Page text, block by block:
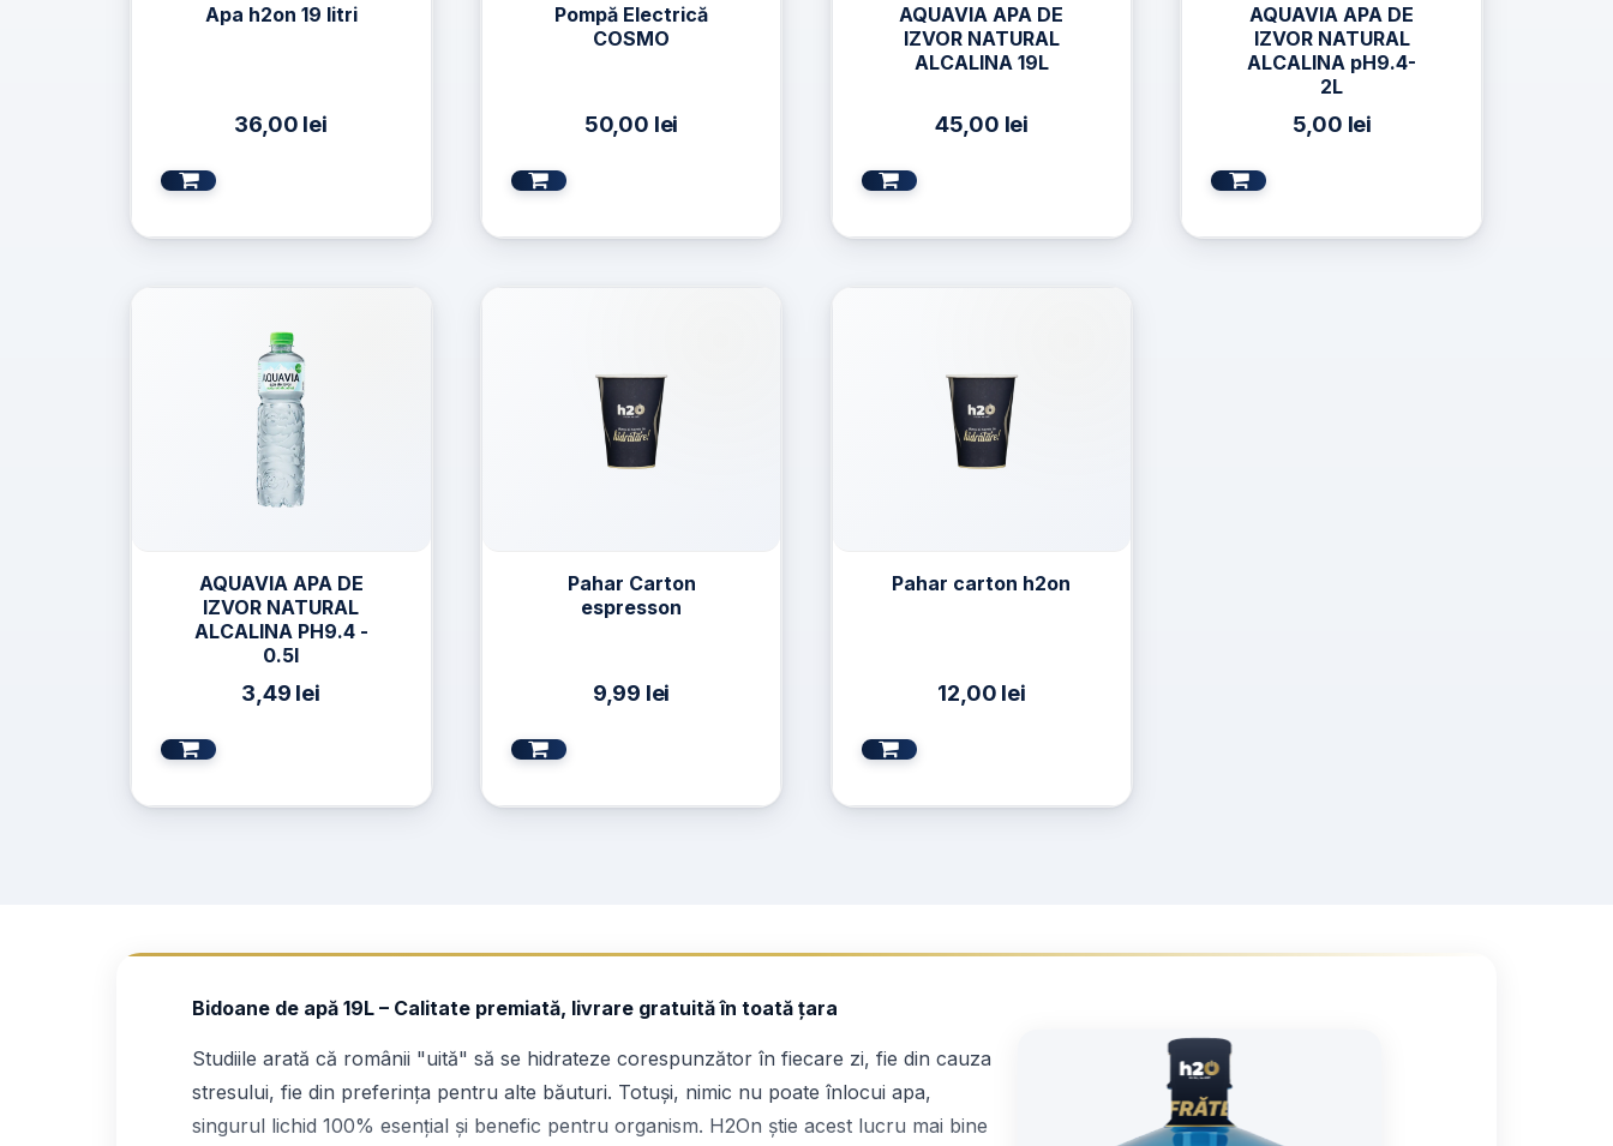
Apa h2on 19 litri
36,00 lei
Pompă Electrică
COSMO
50,00 lei
AQUAVIA APA DE
IZVOR NATURAL
ALCALINA 19L
45,00 lei
AQUAVIA APA DE
IZVOR NATURAL
ALCALINA pH9.4-
2L
5,00 lei
AQUAVIA APA DE
IZVOR NATURAL
ALCALINA PH9.4 -
0.5l
3,49 lei
Pahar Carton
espresson
9,99 lei
Pahar carton h2on
12,00 lei
Bidoane de apă 19L – Calitate premiată, livrare gratuită în toată țara
Studiile arată că românii "uită" să se hidrateze corespunzător în fiecare zi, fie din cauza
stresului, fie din preferința pentru alte băuturi. Totuși, nimic nu poate înlocui apa,
singurul lichid 100% esențial și benefic pentru organism. H2On știe acest lucru mai bine